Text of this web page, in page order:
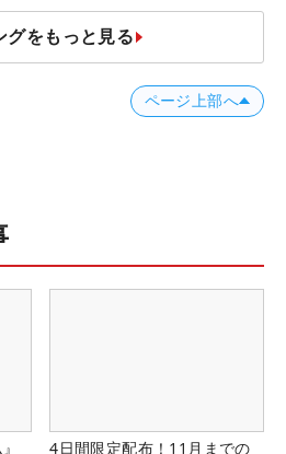
グをもっと見る
ページ上部へ
4日間限定配布！11月までの